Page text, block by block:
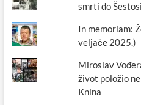
smrti do
In memoriam:
veljače 2025.)
Miroslav
život položio
Knina